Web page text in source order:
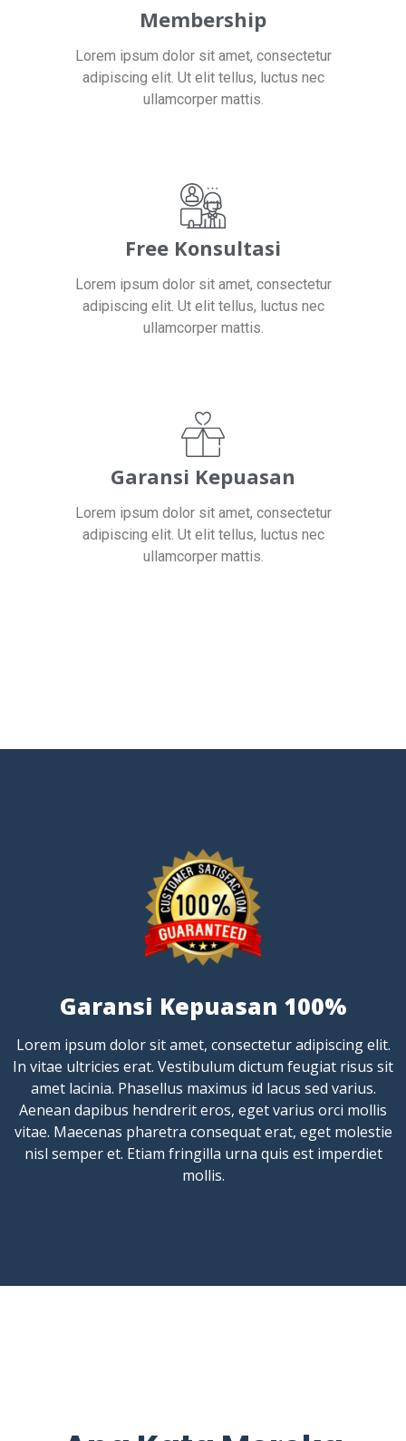
Membership
Lorem ipsum dolor sit amet, consectetur
adipiscing elit. Ut elit tellus, luctus nec
ullamcorper mattis.
Free Konsultasi
Lorem ipsum dolor sit amet, consectetur
adipiscing elit. Ut elit tellus, luctus nec
ullamcorper mattis.
Garansi Kepuasan
Lorem ipsum dolor sit amet, consectetur
adipiscing elit. Ut elit tellus, luctus nec
ullamcorper mattis.
Garansi Kepuasan 100%
Lorem ipsum dolor sit amet, consectetur adipiscing elit.
In vitae ultricies erat. Vestibulum dictum feugiat risus sit
amet lacinia. Phasellus maximus id lacus sed varius.
Aenean dapibus hendrerit eros, eget varius orci mollis
vitae. Maecenas pharetra consequat erat, eget molestie
nisl semper et. Etiam fringilla urna quis est imperdiet
mollis.